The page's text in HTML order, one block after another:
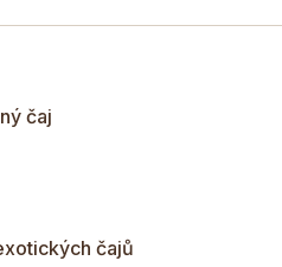
oolongu.
čaj
čajů